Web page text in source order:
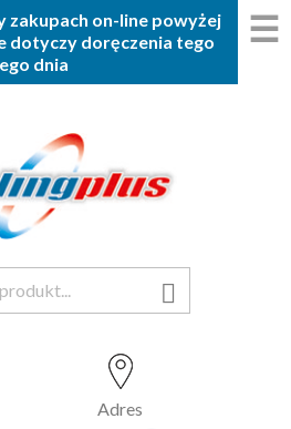
zakupach on-line powyżej
dotyczy doręczenia tego
dnia

☰
Adres